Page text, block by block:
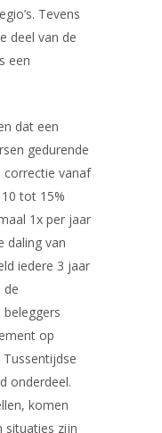
Tevens
deel van de
een
dat een
gedurende
correctie vanaf
tot 15%
1x per jaar
daling van
iedere 3 jaar
de
op
onderdeel.
komen
situaties zijn